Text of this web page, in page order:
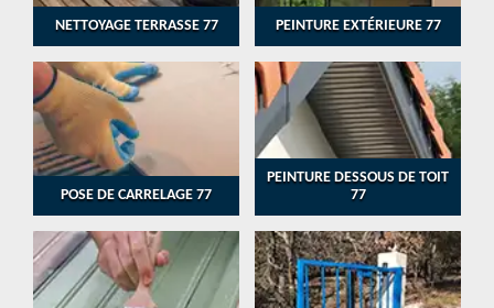
NETTOYAGE TERRASSE 77 PEINTURE EXTÉRIEURE 77
POSE DE CARRELAGE 77
PEINTURE DESSOUS DE TOIT
77